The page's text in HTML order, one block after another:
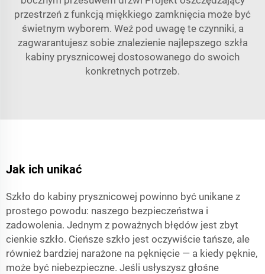
przestrzeń z funkcją miękkiego zamknięcia może być
świetnym wyborem. Weź pod uwagę te czynniki, a
zagwarantujesz sobie znalezienie najlepszego szkła
kabiny prysznicowej dostosowanego do swoich
konkretnych potrzeb.
Jak ich unikać
Szkło do kabiny prysznicowej powinno być unikane z
prostego powodu: naszego bezpieczeństwa i
zadowolenia. Jednym z poważnych błędów jest zbyt
cienkie szkło. Cieńsze szkło jest oczywiście tańsze, ale
również bardziej narażone na pęknięcie — a kiedy pęknie,
może być niebezpieczne. Jeśli usłyszysz głośne